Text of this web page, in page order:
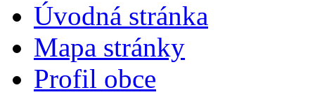
Úvodná stránka
Mapa stránky
Profil obce